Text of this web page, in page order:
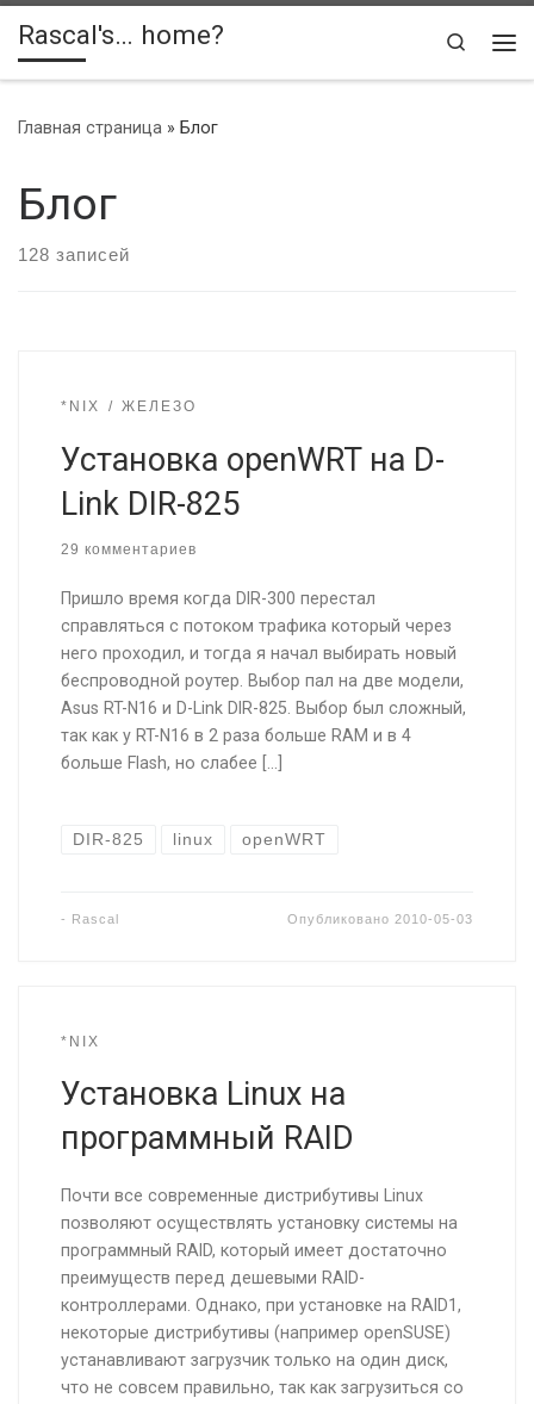
Skip to content
Rascal's… home?
Search
Главная страница » Блог
Блог
128 записей
*NIX ЖЕЛЕЗО
Установка openWRT на D-
Link DIR-825
29 комментариев
Пришло время когда DIR-300 перестал
справляться с потоком трафика который через
него проходил, и тогда я начал выбирать новый
беспроводной роутер. Выбор пал на две модели,
Asus RT-N16 и D-Link DIR-825. Выбор был сложный,
так как у RT-N16 в 2 раза больше RAM и в 4
больше Flash, но слабее […]
DIR-825 linux openWRT
- Rascal Опубликовано2010-05-03
*NIX
Установка Linux на
программный RAID
Почти все современные дистрибутивы Linux
позволяют осуществлять установку системы на
программный RAID, который имеет достаточно
преимуществ перед дешевыми RAID-
контроллерами. Однако, при установке на RAID1,
некоторые дистрибутивы (например openSUSE)
устанавливают загрузчик только на один диск,
что не совсем правильно, так как загрузиться со